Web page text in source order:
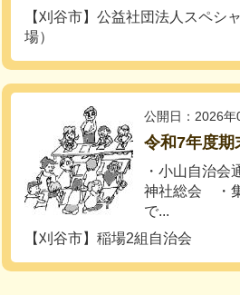
【刈谷市】公益社団法人スペシ
場）
公開日：2026年
令和7年度
・小山自治
神社総会 ・
で...
【刈谷市】稲場2組自治会